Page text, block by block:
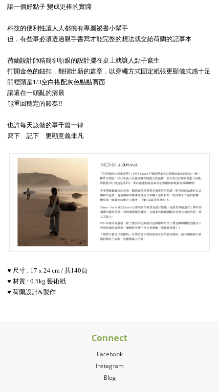
讓一個好點子 變成更棒的實踐
科技的便利性讓人人都擁有專屬祕書小幫手
但，有些事必須透過親手書寫才能完整的想法就交給荷蘭的記事本
荷蘭設計師精簡卻順眼的設計擺在桌上就讓人點子竄生
打開金色的鈕扣，翻摺出新的篇章，以穿繩方式固定紙張更顯儀式感十足
開裡頭是1/3空白搭配灰色點點頁面
讓還在一頭亂的清晨
能重回穩定的節奏!!
也許每天該做的事千篇一律
寫下 記下 更顯意義非凡
♥ 尺寸 : 17 x 24 cm / 共140頁
♥ 材質 : 0.5kg 藝術紙
♥ 荷蘭設計&製作
Connect
Facebook
Instagram
Blog